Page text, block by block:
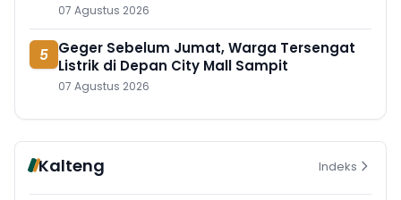
07 Agustus 2026
5 Geger Sebelum Jumat, Warga Tersengat
Listrik di Depan City Mall Sampit
07 Agustus 2026
Kalteng Indeks